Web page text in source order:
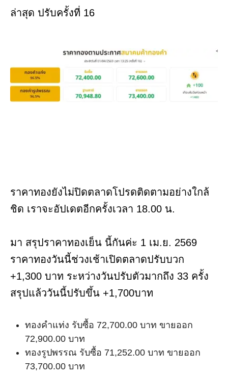
ล่าสุด ปรับครั้งที่ 16
ราคาทองยังไม่ปิดตลาดโปรดติดตามอย่างใกล้
ชิด เราจะอัปเดตอีกครั้งเวลา 18.00 น.
มา สรุปราคาทองเย็น นี้กันค่ะ 1 เม.ย. 2569
ราคาทองวันนี้ช่วงเช้าเปิดตลาดปรับบวก
+1,300 บาท ระหว่างวันปรับตัวมากถึง 33 ครั้ง
สรุปแล้ววันนี้ปรับขึ้น +1,700บาท
ทองคำแท่ง รับซื้อ 72,700.00 บาท ขายออก
72,900.00 บาท
ทองรูปพรรณ รับซื้อ 71,252.00 บาท ขายออก
73,700.00 บาท